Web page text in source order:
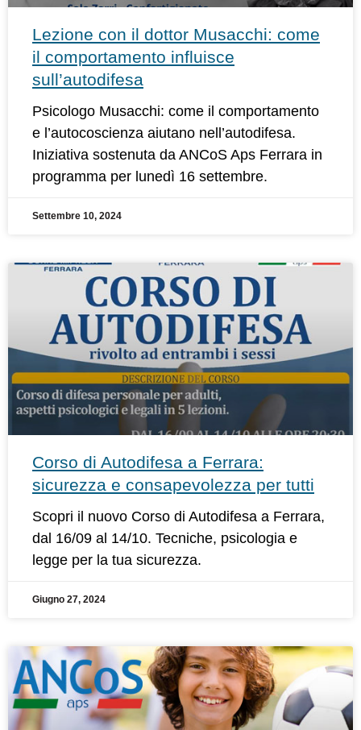
Lezione con il dottor Musacchi: come
il comportamento influisce
sull’autodifesa
Psicologo Musacchi: come il comportamento
e l’autocoscienza aiutano nell’autodifesa.
Iniziativa sostenuta da ANCoS Aps Ferrara in
programma per lunedì 16 settembre.
Settembre 10, 2024
Corso di Autodifesa a Ferrara:
sicurezza e consapevolezza per tutti
Scopri il nuovo Corso di Autodifesa a Ferrara,
dal 16/09 al 14/10. Tecniche, psicologia e
legge per la tua sicurezza.
Giugno 27, 2024